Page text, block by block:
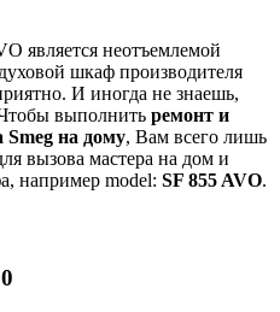
является неотъемлемой
шкаф производителя
И иногда не знаешь,
Чтобы выполнить ремонт и
Smeg на дому, Вам всего лишь
вызова мастера на дом и
например model: SF 855 AVO.
0